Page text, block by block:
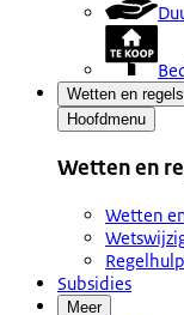
Wetten en regels
Hoofdmenu
Wetten en
Wetten
Subsidies
Meer